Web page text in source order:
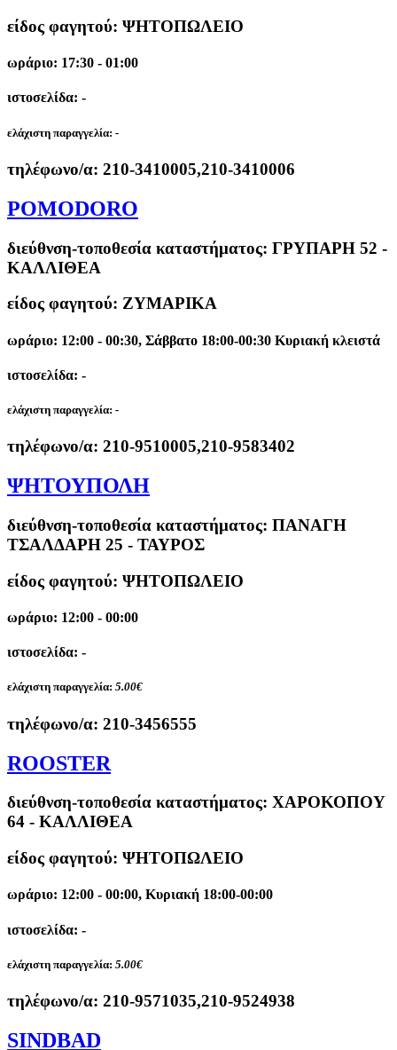
είδος φαγητού: ΨΗΤΟΠΩΛΕΙΟ
ωράριο: 17:30 - 01:00
ιστοσελίδα: -
ελάχιστη παραγγελία: -
τηλέφωνο/α: 210-3410005,210-3410006
POMODORO
διεύθνση-τοποθεσία καταστήματος: ΓΡΥΠΑΡΗ 52 -
ΚΑΛΛΙΘΕΑ
είδος φαγητού: ΖΥΜΑΡΙΚΑ
ωράριο: 12:00 - 00:30, Σάββατο 18:00-00:30 Κυριακή κλειστά
ιστοσελίδα: -
ελάχιστη παραγγελία: -
τηλέφωνο/α: 210-9510005,210-9583402
ΨΗΤΟΥΠΟΛΗ
διεύθνση-τοποθεσία καταστήματος: ΠΑΝΑΓΗ
ΤΣΑΛΔΑΡΗ 25 - ΤΑΥΡΟΣ
είδος φαγητού: ΨΗΤΟΠΩΛΕΙΟ
ωράριο: 12:00 - 00:00
ιστοσελίδα: -
ελάχιστη παραγγελία: 5.00€
τηλέφωνο/α: 210-3456555
ROOSTER
διεύθνση-τοποθεσία καταστήματος: ΧΑΡΟΚΟΠΟΥ
64 - ΚΑΛΛΙΘΕΑ
είδος φαγητού: ΨΗΤΟΠΩΛΕΙΟ
ωράριο: 12:00 - 00:00, Κυριακή 18:00-00:00
ιστοσελίδα: -
ελάχιστη παραγγελία: 5.00€
τηλέφωνο/α: 210-9571035,210-9524938
SINDBAD